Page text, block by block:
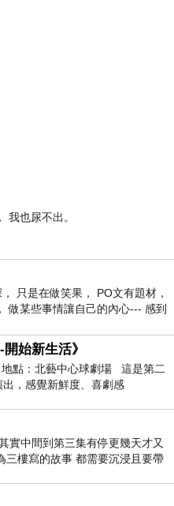
我也尿不出。
只是在做笑果， PO文有題材，
做某些事情讓自己的內心--- 感到
始新生活》
點：北藝中心球劇場 這是第二
，感覺新鮮度、喜劇感
實中間到第三集有停更幾天才又
三樓寫的故事 都需要沉浸且要帶